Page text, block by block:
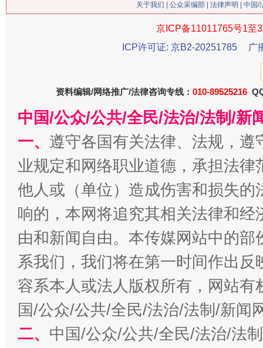
魏明亮
关于我们 公众采编部 法律声明 | 中国
京ICP备11011765号1至
ICP许可证: 京B2-20251785
广
资料编辑/网络推广/法律咨询专线： 010-89525216
中国/公众/公共/全民/法治/法制/新
一、 遵守各国有关法律、法规，
业规定和网络职业道德，承担法
他人或（单位）造成伤害和损失
响的，本网将追究其相关法律和
由和新闻自由。本传媒网站中的
系我们，我们将在第一时间作出
容系本人或法人版权所有，网站
国/公众/公共/全民/法治/法制/新闻
二、 中国/公众/公共/全民/法治/法